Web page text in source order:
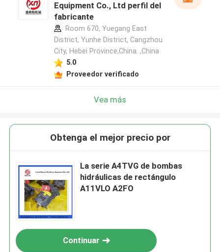
Equipment Co., Ltd perfil del
fabricante
Room 670, Yuegang East
District, Yunhe District, Cangzhou
City, Hebei Province,China. ,China
5.0
Proveedor verificado
Vea más
Obtenga el mejor precio por
La serie A4TVG de bombas
hidráulicas de rectángulo
A11VLO A2FO
Continuar